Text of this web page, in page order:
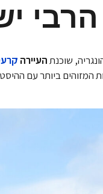
הרבי
שוכנתהעיירה
ביותר עם